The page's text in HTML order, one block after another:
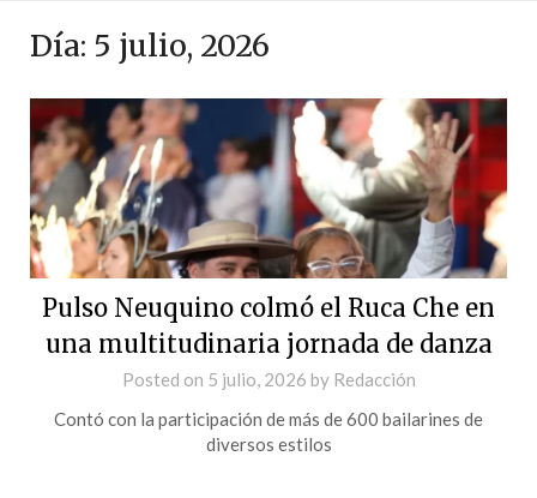
Día: 5 julio, 2026
Pulso Neuquino colmó el Ruca Che en
una multitudinaria jornada de danza
Posted on 5 julio, 2026 by Redacción
Contó con la participación de más de 600 bailarines de
diversos estilos